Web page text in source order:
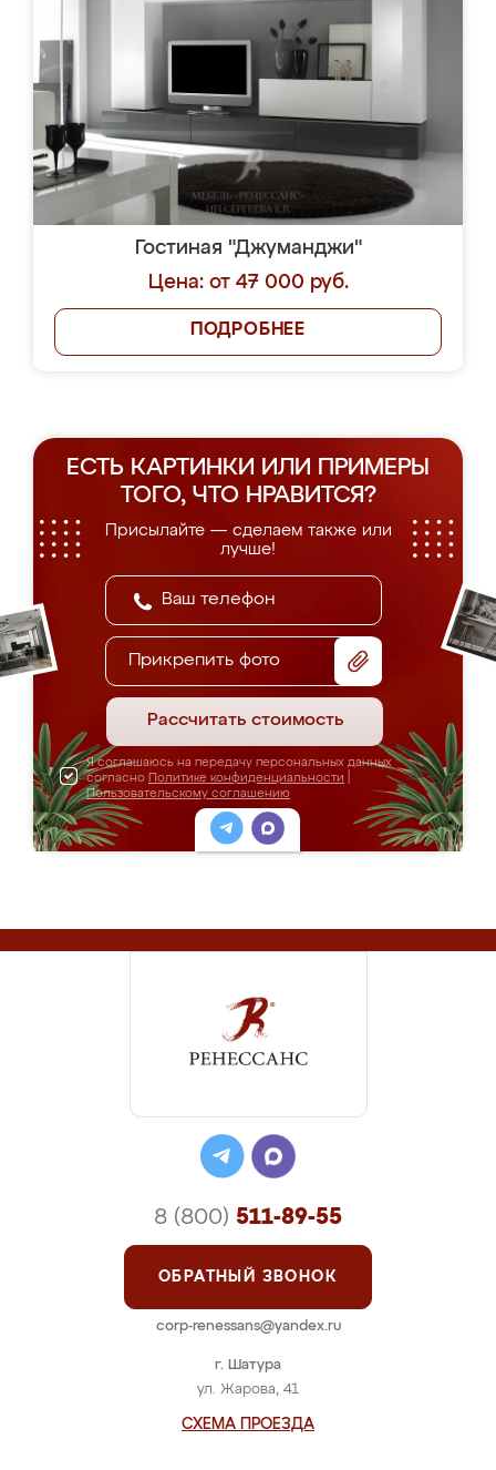
Гостиная "Джуманджи"
Цена: от 47 000 руб.
ПОДРОБНЕЕ
ЕСТЬ КАРТИНКИ ИЛИ ПРИМЕРЫ
ТОГО, ЧТО НРАВИТСЯ?
Присылайте — сделаем также или
лучше!
Прикрепить фото
Рассчитать стоимость
Я соглашаюсь на передачу персональных данных
согласно Политике конфиденциальности
Пользовательскому соглашению
г. Шатура
ул. Жарова, 41
СХЕМА ПРОЕЗДА
8 (800) 511-89-55
ОБРАТНЫЙ ЗВОНОК
corp-renessans@yandex.ru